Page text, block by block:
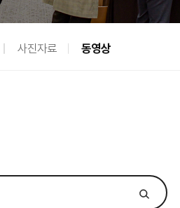
사진자료 동영상